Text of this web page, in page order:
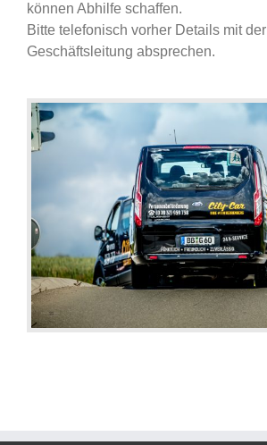
können Abhilfe schaffen.
Bitte telefonisch vorher Details mit der
Geschäftsleitung absprechen.